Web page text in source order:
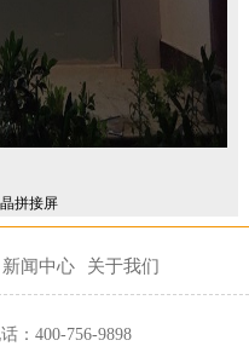
拼接屏
新闻中心 关于我们
：400-756-9898